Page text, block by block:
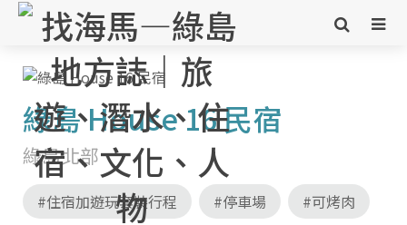
綠島 House 16 民宿
綠島北部
#住宿加遊玩套裝行程 #停車場 #可烤肉